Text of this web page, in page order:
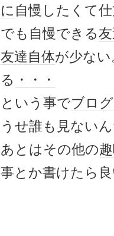
に 自慢したくて
でも自慢できる
友達自体が少な
る ・・・
という事でブログ
うせ誰も見ない
あとはその他の
事とか書けたら